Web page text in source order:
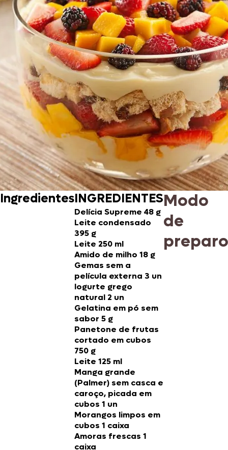
IngredientesINGREDIENTES
Delícia Supreme 48 g
Leite condensado
395 g
Leite 250 ml
Amido de milho 18 g
Gemas sem a
película externa 3 un
Iogurte grego
natural 2 un
Gelatina em pó sem
sabor 5 g
Panetone de frutas
cortado em cubos
750 g
Leite 125 ml
Manga grande
(Palmer) sem casca e
caroço, picada em
cubos 1 un
Morangos limpos em
cubos 1 caixa
Amoras frescas 1
caixa
Modo
de
preparo